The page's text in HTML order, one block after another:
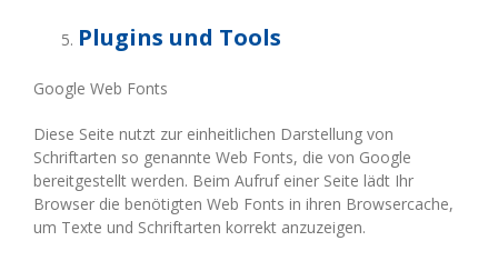
Plugins und Tools
Google Web Fonts
Diese Seite nutzt zur einheitlichen Darstellung von
Schriftarten so genannte Web Fonts, die von Google
bereitgestellt werden. Beim Aufruf einer Seite lädt Ihr
Browser die benötigten Web Fonts in ihren Browsercache,
um Texte und Schriftarten korrekt anzuzeigen.